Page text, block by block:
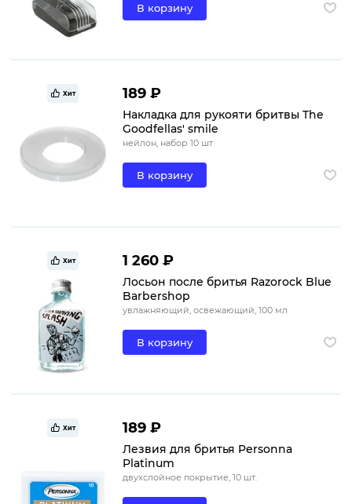
В корзину
Хит 189 ₽
Накладка для рукояти бритвы The
Goodfellas' smile
нейлон, набор 10 шт
В корзину
Хит 1 260 ₽
Лосьон после бритья Razorock Blue
Barbershop
увлажняющий, освежающий, 100 мл
В корзину
Хит 189 ₽
Лезвия для бритья Personna
Platinum
двухслойное покрытие, 10 шт.